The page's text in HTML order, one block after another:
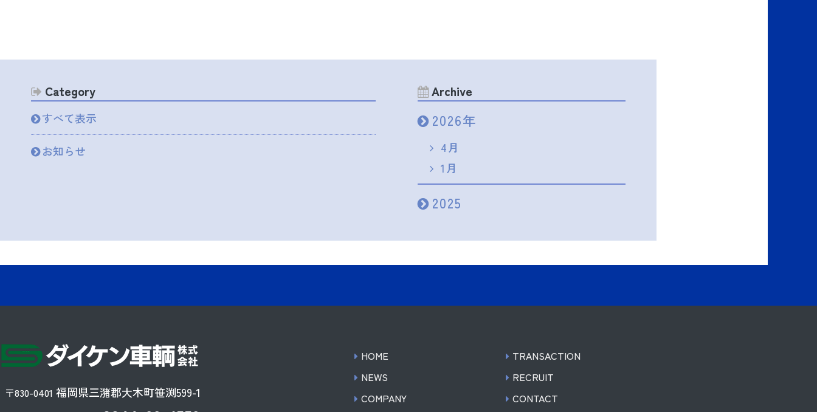
Category
すべて表示
お知らせ
Archive
2026年
4月
1月
2025
〒830-0401 福岡県三潴郡大木町笹渕599-1
HOME
NEWS
COMPANY
TRANSACTION
RECRUIT
CONTACT